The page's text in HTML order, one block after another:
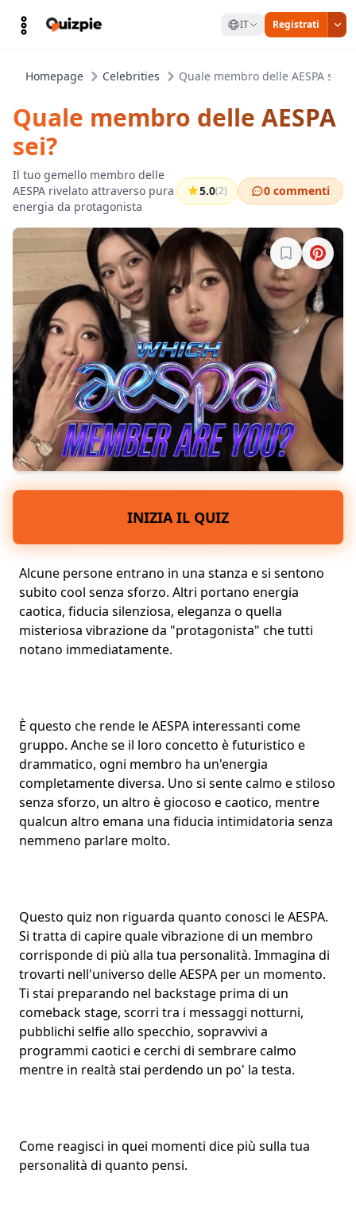
IT Registrati
Homepage Celebrities Quale membro delle AESPA sei?
Quale membro delle AESPA
sei?
Il tuo gemello membro delle
AESPA rivelato attraverso pura
energia da protagonista
5.0(2) 0 commenti
Accedi per
INIZIA IL QUIZ
Alcune persone entrano in una stanza e si sentono
subito cool senza sforzo. Altri portano energia
caotica, fiducia silenziosa, eleganza o quella
misteriosa vibrazione da "protagonista" che tutti
notano immediatamente.
È questo che rende le AESPA interessanti come
gruppo. Anche se il loro concetto è futuristico e
drammatico, ogni membro ha un'energia
completamente diversa. Uno si sente calmo e stiloso
senza sforzo, un altro è giocoso e caotico, mentre
qualcun altro emana una fiducia intimidatoria senza
nemmeno parlare molto.
Questo quiz non riguarda quanto conosci le AESPA.
Si tratta di capire quale vibrazione di un membro
corrisponde di più alla tua personalità. Immagina di
trovarti nell'universo delle AESPA per un momento.
Ti stai preparando nel backstage prima di un
comeback stage, scorri tra i messaggi notturni,
pubblichi selfie allo specchio, sopravvivi a
programmi caotici e cerchi di sembrare calmo
mentre in realtà stai perdendo un po' la testa.
Come reagisci in quei momenti dice più sulla tua
personalità di quanto pensi.